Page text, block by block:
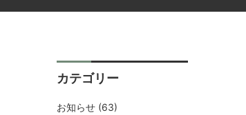
カテゴリー
お知らせ (63)